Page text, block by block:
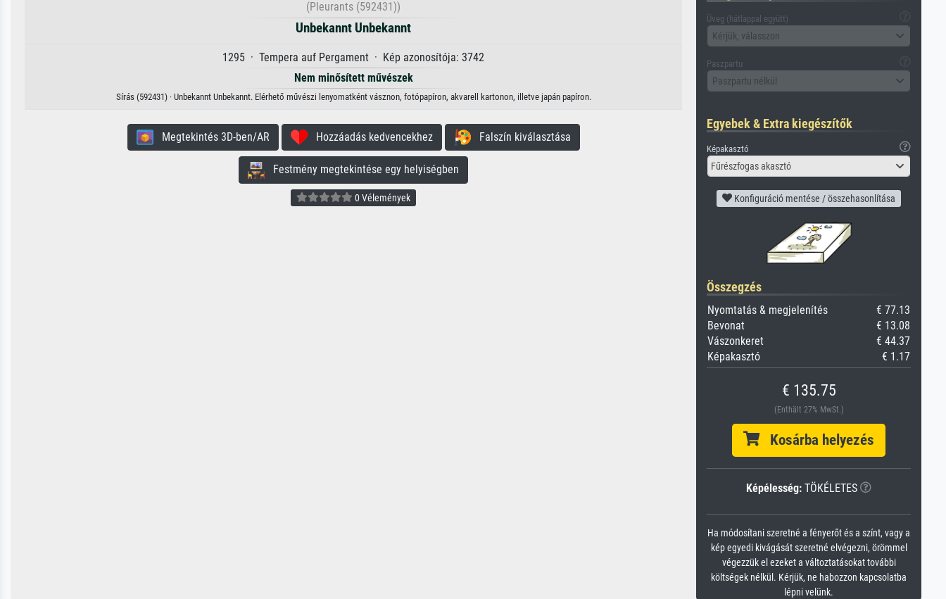
(Pleurants (592431))
Unbekannt Unbekannt
1295 · Tempera auf Pergament · Kép azonosítója: 3742
Nem minősített művészek
Sírás (592431) · Unbekannt Unbekannt. Elérhető művészi lenyomatként vásznon, fotópapíron, akvarell kartonon, illetve japán papíron.
Megtekintés 3D-ben/AR Hozzáadás kedvencekhez Falszín kiválasztása
Festmény megtekintése egy helyiségben
0 Vélemények
Üveg (hátlappal együtt)
Kérjük, válasszon
Paszpartu
Paszpartu nélkül
Egyebek & Extra kiegészítők
Képakasztó
Fűrészfogas akasztó
Konfiguráció mentése / összehasonlítása
Összegzés
Nyomtatás & megjelenítés
€ 77.13
Bevonat
€ 13.08
Vászonkeret
€ 44.37
Képakasztó
€ 1.17
€ 135.75
(Enthält 27% MwSt.)
Kosárba helyezés
Képélesség: TÖKÉLETES
Ha módosítani szeretné a fényerőt és a színt, vagy a
kép egyedi kivágását szeretné elvégezni, örömmel
végezzük el ezeket a változtatásokat további
költségek nélkül. Kérjük, ne habozzon kapcsolatba
lépni velünk.